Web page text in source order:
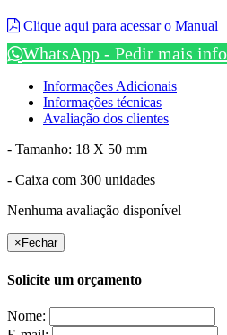
Clique aqui para acessar o Manual
WhatsApp - Pedir mais
Informações Adicionais
Informações técnicas
Avaliação dos clientes
- Tamanho: 18 X 50 mm
- Caixa com 300 unidades
Nenhuma avaliação disponível
× Fechar
Solicite um orçamento
Nome: